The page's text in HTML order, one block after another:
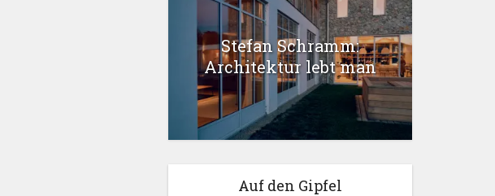
Stefan Schramm:
Architektur lebt man
Auf den Gipfel